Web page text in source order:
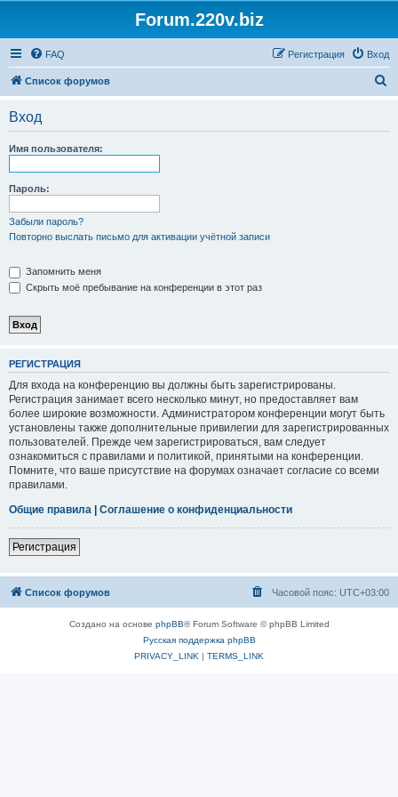
Forum.220v.biz
FAQ Вход
Регистрация
Список форумов
Вход
Имя пользователя:
Пароль:
Забыли пароль?
Повторно выслать письмо для активации учётной записи
Запомнить меня
Скрыть моё пребывание на конференции в этот раз
РЕГИСТРАЦИЯ
Для входа на конференцию вы должны быть зарегистрированы.
Регистрация занимает всего несколько минут, но предоставляет вам
более широкие возможности. Администратором конференции могут быть
установлены также дополнительные привилегии для зарегистрированных
пользователей. Прежде чем зарегистрироваться, вам следует
ознакомиться с правилами и политикой, принятыми на конференции.
Помните, что ваше присутствие на форумах означает согласие со всеми
правилами.
Общие правила | Соглашение о конфиденциальности
Регистрация
Список форумов Часовой пояс: UTC+03:00
Создано на основе phpBB® Forum Software © phpBB Limited
Русская поддержка phpBB
PRIVACY_LINK | TERMS_LINK